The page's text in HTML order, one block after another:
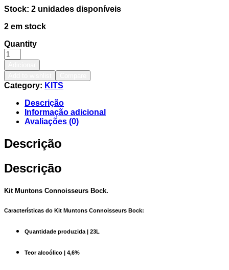
Stock: 2 unidades disponíveis
2 em stock
Quantity
Category: KITS
Descrição
Informação adicional
Avaliações (0)
Descrição
Descrição
Kit Muntons Connoisseurs Bock.
Características do Kit Muntons Connoisseurs Bock:
Quantidade produzida | 23L
Teor alcoólico | 4,6%